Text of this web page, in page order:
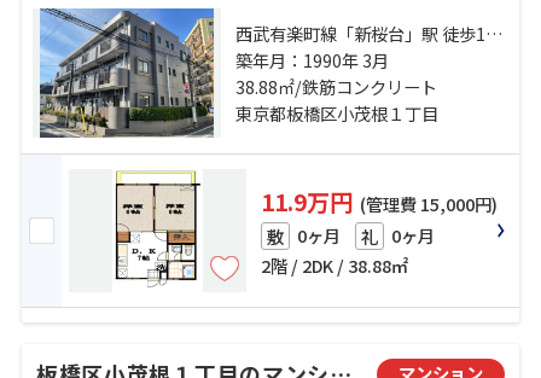
西武有楽町線「新桜台」駅 徒歩15
分 西武池袋線「江古田」駅 徒歩18
分 有楽町線「小竹向原」駅 徒歩4分
築年月：1990年 3月
38.88㎡/鉄筋コンクリート
東京都板橋区小茂根１丁目
11.9万円 (管理費 15,000円)
敷 0ヶ月 礼 0ヶ月
2階 / 2DK / 38.88㎡
マンション